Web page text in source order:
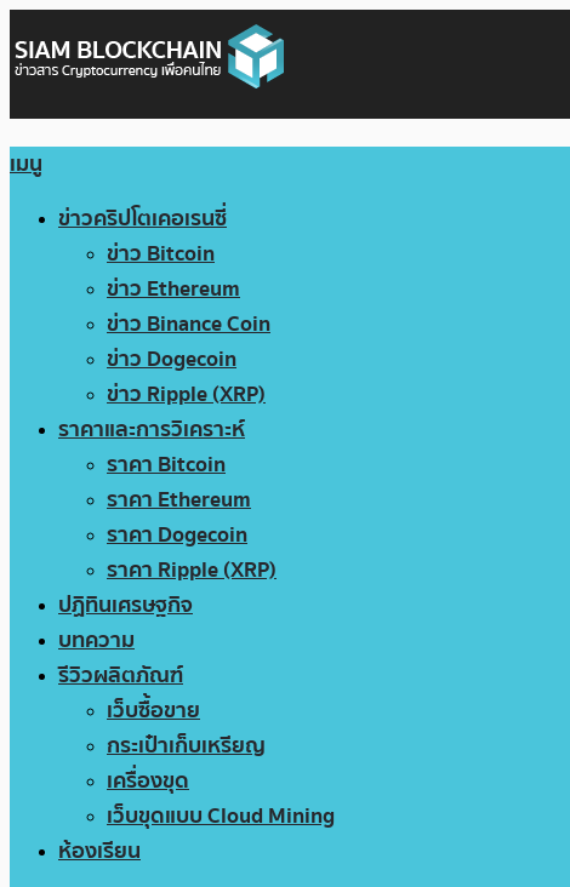
เมนู
ข่าวคริปโตเคอเรนซี่
ข่าว Bitcoin
ข่าว Ethereum
ข่าว Binance Coin
ข่าว Dogecoin
ข่าว Ripple (XRP)
ราคาและการวิเคราะห์
ราคา Bitcoin
ราคา Ethereum
ราคา Dogecoin
ราคา Ripple (XRP)
ปฏิทินเศรษฐกิจ
บทความ
รีวิวผลิตภัณฑ์
เว็บซื้อขาย
กระเป๋าเก็บเหรียญ
เครื่องขุด
เว็บขุดแบบ Cloud Mining
ห้องเรียน